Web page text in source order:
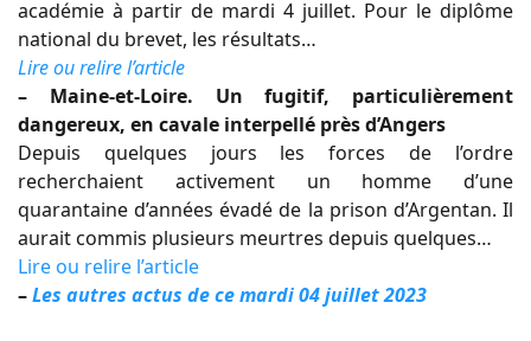
académie à partir de mardi 4 juillet. Pour le diplôme
national du brevet, les résultats…
Lire ou relire l’article
– Maine-et-Loire. Un fugitif, particulièrement
dangereux, en cavale interpellé près d’Angers
Depuis quelques jours les forces de l’ordre
recherchaient activement un homme d’une
quarantaine d’années évadé de la prison d’Argentan. Il
aurait commis plusieurs meurtres depuis quelques…
Lire ou relire l’article
–Les autres actus de ce mardi 04 juillet 2023